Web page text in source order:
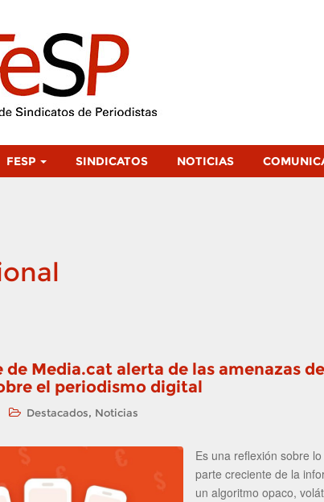
FESP SINDICATOS NOTICIAS
de Media.cat alerta de las amenazas
el periodismo digital
Destacados, Noticias
Es una reflexión sobre
parte creciente de la
un algoritmo opaco,